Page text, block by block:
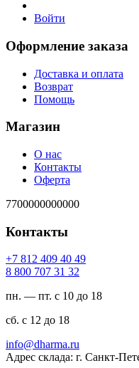
Войти
Оформление заказа
Доставка и оплата
Возврат
Помощь
Магазин
О нас
Контакты
Оферта
7700000000000
Контакты
94 04 904 218 7+
23 13 707 008 8
пн. — пт. с 10 до 18
сб. с 12 до 18
ur.amrahd@ofni
Адрес склада: г. Санкт-